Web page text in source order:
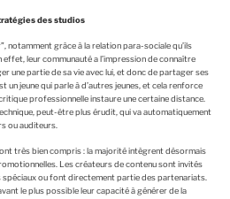
des studios
, notamment grâce à la relation para-sociale qu’ils
leur communauté a l’impression de connaître
une partie de sa vie avec lui, et donc de partager ses
un jeune qui parle à d’autres jeunes, et cela renforce
professionnelle instaure une certaine distance.
peut-être plus érudit, qui va automatiquement
ou auditeurs.
très bien compris : la majorité intègrent désormais
Les créateurs de contenu sont invités
spéciaux ou font directement partie des partenariats.
le plus possible leur capacité à générer de la